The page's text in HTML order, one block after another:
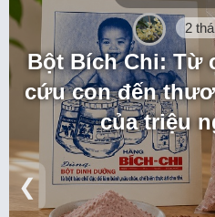
2
Bột Bích Chi: Từ
cứu con đến
của triệu
❮